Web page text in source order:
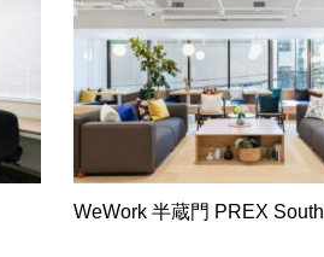
WeWork 半蔵門 PREX South